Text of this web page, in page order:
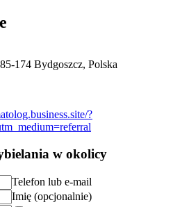
174 Bydgoszcz, Polska
?
w okolicy
Telefon lub e-mail
Imię (opcjonalnie)